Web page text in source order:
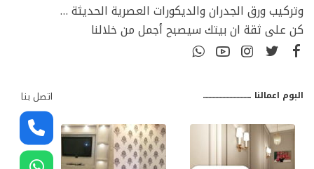
وتركيب ورق الجدران والديكورات العصرية الحديثة …
كن على ثقة ان بيتك سيصبح أجمل من خلالنا
البوم اعمالنا ـــــــــــــــــــــــــــــــــ اتصل بنا